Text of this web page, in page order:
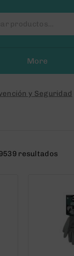
More
y Seguridad
resultados